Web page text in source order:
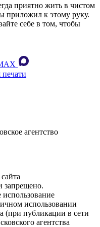
приятно жить в чистом
приложил к этому руку.
себе в том, чтобы
печати
агентство
запрещено.
использовании
(при публикации в сети
агентства